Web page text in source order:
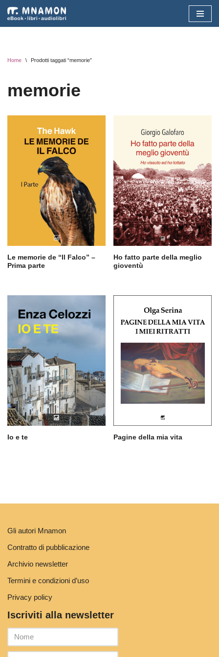
Vai
Home \ Prodotti taggati “memorie”
memorie
Le memorie de “Il Falco” –
Prima parte
Ho fatto parte della meglio
gioventù
Io e te Pagine della mia vita
Gli autori Mnamon
Contratto di pubblicazione
Archivio newsletter
Termini e condizioni d’uso
Privacy policy
Iscriviti alla newsletter